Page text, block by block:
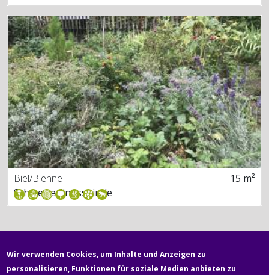
Biel/Bienne
15 m²
Schmetterlingsspirale
Wir verwenden Cookies, um Inhalte und Anzeigen zu
personalisieren, Funktionen für soziale Medien anbieten zu